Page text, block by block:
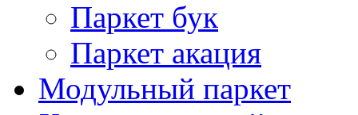
Паркет бук
Паркет акация
Модульный паркет